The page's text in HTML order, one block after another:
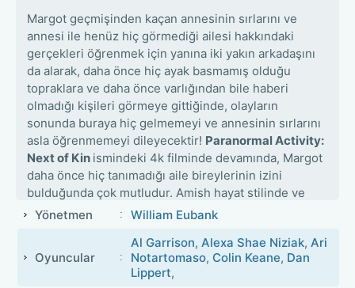
Margot geçmişinden kaçan annesinin sırlarını ve
annesi ile henüz hiç görmediği ailesi hakkındaki
gerçekleri öğrenmek için yanına iki yakın arkadaşını
da alarak, daha önce hiç ayak basmamış olduğu
topraklara ve daha önce varlığından bile haberi
olmadığı kişileri görmeye gittiğinde, olayların
sonunda buraya hiç gelmemeyi ve annesinin sırlarını
asla öğrenmemeyi dileyecektir! Paranormal Activity:
Next of Kin ismindeki 4k filminde devamında, Margot
daha önce hiç tanımadığı aile bireylerinin izini
bulduğunda çok mutludur. Amish hayat stilinde ve
dini görüşünde yaşayan bu aile önceleri Margot ve
uzak olarak ıssız bir bölgede yaşayan aile kendilerine
dine ve çalışmaya adamışlardır. Margot için bu
oldukça farklı bir hayattır ve giderek bu aileyi daha
Yönetmen William Eubank
Oyuncular
Al Garrison, Alexa Shae Niziak, Ari
Notartomaso, Colin Keane, Dan
Lippert,